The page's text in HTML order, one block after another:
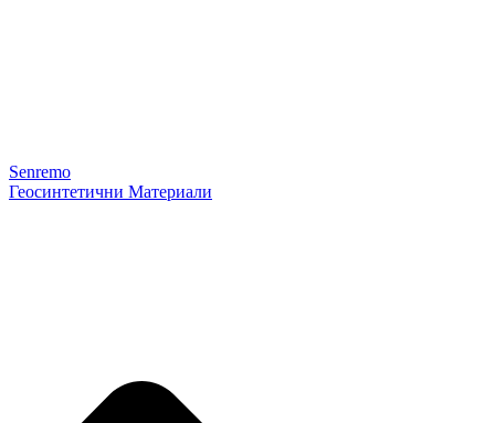
Senremo
Геосинтетични Материали